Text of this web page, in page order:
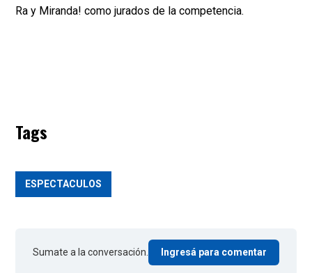
Ra y Miranda! como jurados de la competencia.
Tags
ESPECTACULOS
Sumate a la conversación. Ingresá para comentar